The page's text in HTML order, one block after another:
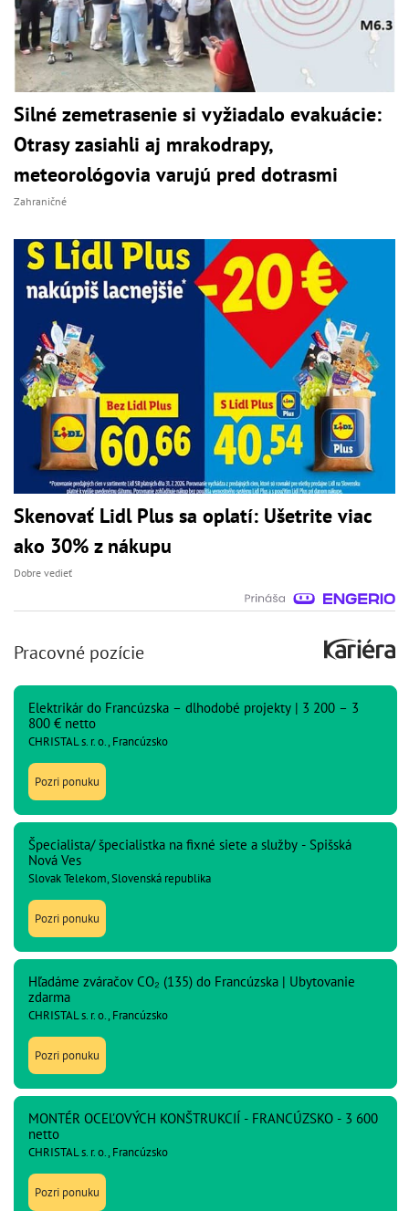
Silné zemetrasenie si vyžiadalo evakuácie:
Otrasy zasiahli aj mrakodrapy,
meteorológovia varujú pred dotrasmi
Zahraničné
Skenovať Lidl Plus sa oplatí: Ušetrite viac
ako 30% z nákupu
Dobre vedieť
Pracovné pozície
Elektrikár do Francúzska – dlhodobé projekty | 3 200 – 3
800 € netto
CHRISTAL s. r. o., Francúzsko
Pozri ponuku
Špecialista/ špecialistka na fixné siete a služby - Spišská
Nová Ves
Slovak Telekom, Slovenská republika
Pozri ponuku
Hľadáme zváračov CO₂ (135) do Francúzska | Ubytovanie
zdarma
CHRISTAL s. r. o., Francúzsko
Pozri ponuku
MONTÉR OCEĽOVÝCH KONŠTRUKCIÍ - FRANCÚZSKO - 3 600
netto
CHRISTAL s. r. o., Francúzsko
Pozri ponuku